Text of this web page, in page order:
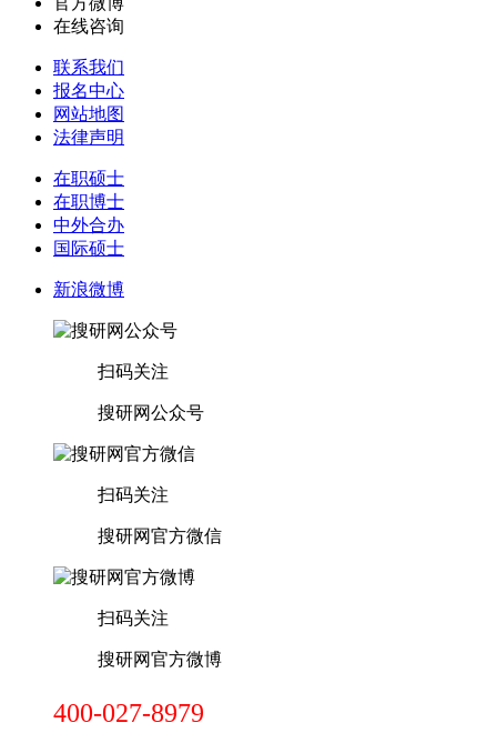
在线咨询
联系我们
报名中心
网站地图
法律声明
在职硕士
在职博士
中外合办
国际硕士
新浪微博
扫码关注
搜研网公众号
扫码关注
搜研网官方微信
扫码关注
搜研网官方微博
400-027-8979